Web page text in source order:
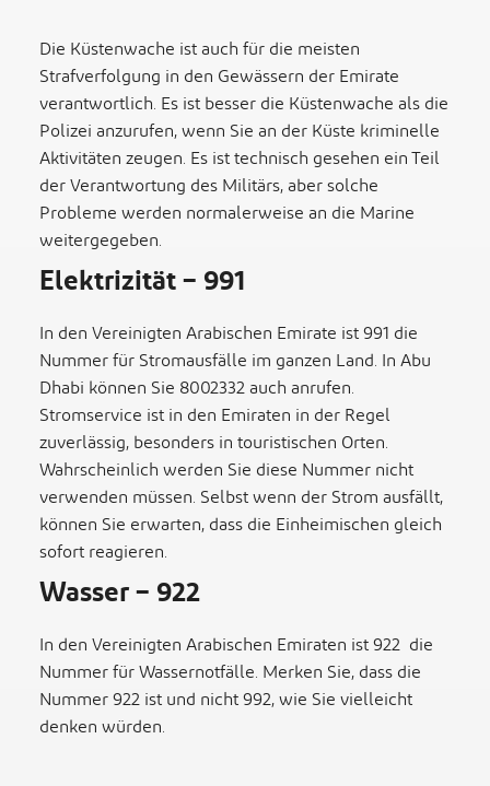
Die Küstenwache ist auch für die meisten
Strafverfolgung in den Gewässern der Emirate
verantwortlich. Es ist besser die Küstenwache als die
Polizei anzurufen, wenn Sie an der Küste kriminelle
Aktivitäten zeugen. Es ist technisch gesehen ein Teil
der Verantwortung des Militärs, aber solche
Probleme werden normalerweise an die Marine
weitergegeben.
Elektrizität – 991
In den Vereinigten Arabischen Emirate ist 991 die
Nummer für Stromausfälle im ganzen Land. In Abu
Dhabi können Sie 8002332 auch anrufen.
Stromservice ist in den Emiraten in der Regel
zuverlässig, besonders in touristischen Orten.
Wahrscheinlich werden Sie diese Nummer nicht
verwenden müssen. Selbst wenn der Strom ausfällt,
können Sie erwarten, dass die Einheimischen gleich
sofort reagieren.
Wasser – 922
Inden Vereinigten Arabischen Emiraten ist 922 die
Nummer für Wassernotfälle. Merken Sie, dass die
Nummer 922 ist und nicht 992, wie Sie vielleicht
denken würden.